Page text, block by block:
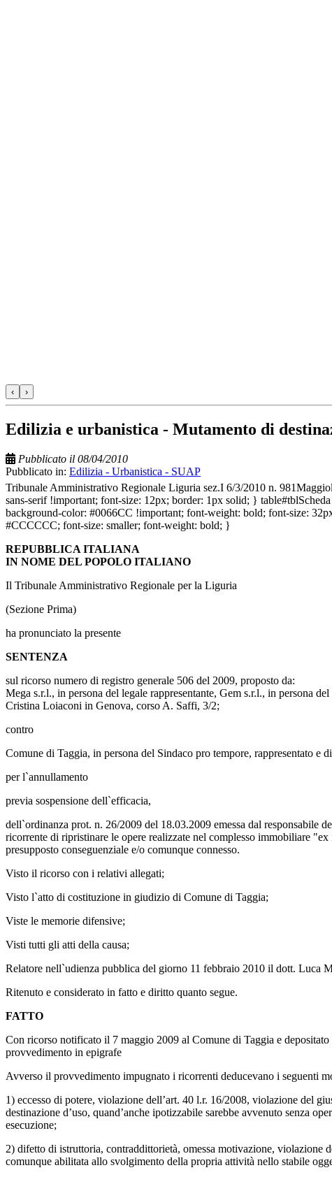
‹ ›
Edilizia e urbanistica - Mutamento di
Pubblicato il 08/04/2010
Pubblicato in: Edilizia - Urbanistica - SUAP
Tribunale Amministrativo Regionale Liguria sez.I 6/3/2010 n.
sans-serif !important; font-size: 12px; border: 1px solid; }
background-color: #0066CC !important; font-weight: bold; font-size:
#CCCCCC; font-size: smaller; font-weight: bold; }
REPUBBLICA ITALIANA
IN NOME DEL POPOLO ITALIANO
Il Tribunale Amministrativo Regionale per la Liguria
(Sezione Prima)
ha pronunciato la presente
SENTENZA
sul ricorso numero di registro generale 506 del 2009, proposto da:
Mega s.r.l., in persona del legale rappresentante, Gem s.r.l., in persona
Cristina Loiaconi in Genova, corso A. Saffi, 3/2;
contro
Comune di Taggia, in persona del Sindaco pro tempore, rappresentato
per l`annullamento
previa sospensione dell`efficacia,
dell`ordinanza prot. n. 26/2009 del 18.03.2009 emessa dal responsabile
ricorrente di ripristinare le opere realizzate nel complesso immobiliare
presupposto conseguenziale e/o comunque connesso.
Visto il ricorso con i relativi allegati;
Visto l`atto di costituzione in giudizio di Comune di Taggia;
Viste le memorie difensive;
Visti tutti gli atti della causa;
Relatore nell`udienza pubblica del giorno 11 febbraio 2010 il dott. Luca
Ritenuto e considerato in fatto e diritto quanto segue.
FATTO
Con ricorso notificato il 7 maggio 2009 al Comune di Taggia e
provvedimento in epigrafe
Avverso il provvedimento impugnato i ricorrenti deducevano i seguenti
1) eccesso di potere, violazione dell’art. 40 l.r. 16/2008, violazione del
destinazione d’uso, quand’anche ipotizzabile sarebbe avvenuto senza
esecuzione;
2) difetto di istruttoria, contraddittorietà, omessa motivazione, violazione
comunque abilitata allo svolgimento della propria attività nello stabile